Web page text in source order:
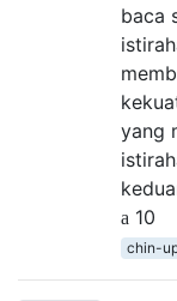
baca
yang
10
chin-